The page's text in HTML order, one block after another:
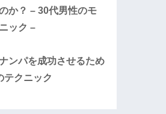
か？ – 30代男性のモ
ック –
ンパを成功させるため
テクニック